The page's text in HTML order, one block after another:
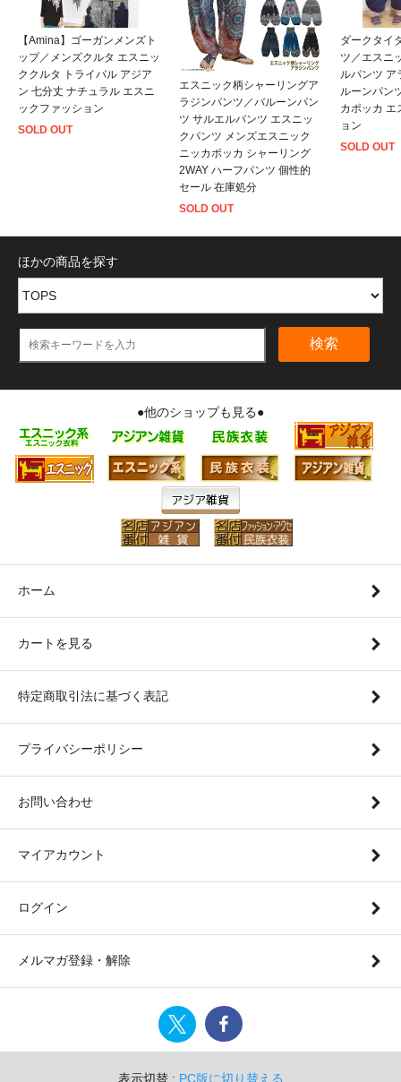
【Amina】ゴーガンメンズト
ップ／メンズクルタ エスニッ
ククルタ トライバル アジア
ン 七分丈 ナチュラル エスニ
ックファッション
SOLD OUT
エスニック柄シャーリングア
ラジンパンツ／バルーンパン
ツ サルエルパンツ エスニッ
クパンツ メンズエスニック
ニッカポッカ シャーリング
2WAY ハーフパンツ 個性的
セール 在庫処分
SOLD OUT
ダークタイ
ツ／エスニ
ルパンツ ア
ルーンパン
カポッカ エ
ョン
SOLD OUT
ほかの商品を探す
検索
●他のショップも見る●
ホーム
カートを見る
特定商取引法に基づく表記
プライバシーポリシー
お問い合わせ
マイアカウント
ログイン
メルマガ登録・解除
表示切替 : PC版に切り替える